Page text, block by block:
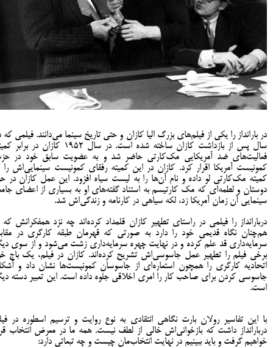
در بارانداز را یکی از فیلم‌های بزرگ الیا کازان و حتی تاریخ سینما می‌دانند. فیلمی که
سال پس از بازداشت کازان ساخته شده است. در سال ۱۹۵۲ کازان در
فعالیت‌های ضد آمریکایی مک‌کارتی حاضر شد و به عضویت سابق خود در
کمونیست آمریکا اقرار کرد. کازان در این کمیته رفقای کمونیست سینمایی‌اش را
کمیته مک‌کارتی لو داده و نام آن‌ها را به لیست سیاه افزود. این عمل کازان در
دوستان و لطمه‌ای که مک کارتیسم به استناد گفته‌های او به بسیاری از اعضای
سینمایی آن زمان آمریکا زد، لکه سیاهی در کارنامه و زندگی‌اش شد.
دربارانداز را فیلمی در راستای تطهیر کازان قلمداد کرده‌اند چه نزد همفکرانش که
هم‌چنان نگاه قدیمی خود را دارد به صورتی که قهرمان طبقه کارگری در
سرمایه‌داری قد علم کرده و در نهایت چهره سرمایه‌داری زشت می‌شود و از سوی
برخی فیلم را تطهیر عمل جاسوسی‌اش تشریح کرده‌اند. کازان در فیلم، یک باج
اتحادیه کارگری را همچون استعاره‌ای از جاسوسان کمونیست‌ها نشان داد و
جاسوسی کردن برای صاحب کار را امری اخلاقی جلوه داده است. این تعبیر دسته
است.
با این تفاسیر رولان بارت نگاهی انتقادی به نوع روایت و ترسیم اسطوره در
دربارانداز داشت که بازخوانی‌اش خالی از لطف نیست. همه ما در معرض انتخاب
خواهیم گرفت و باید ببینیم در نهایت انتخاب‌مان چیست و چه تبعاتی دارد: